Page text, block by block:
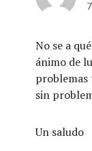
No se a
ánimo de
sin
Un saludo